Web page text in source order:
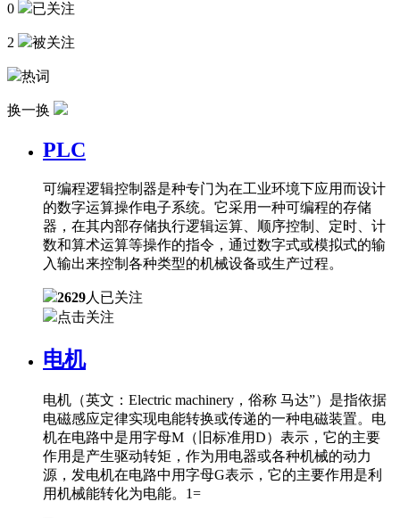
0 已关注
2 被关注
热词
换一换
PLC
可编程逻辑控制器是种专门为在工业环境下应用而设计
的数字运算操作电子系统。它采用一种可编程的存储
器，在其内部存储执行逻辑运算、顺序控制、定时、计
数和算术运算等操作的指令，通过数字式或模拟式的输
入输出来控制各种类型的机械设备或生产过程。
2629人已关注
点击关注
电机
电机（英文：Electric machinery，俗称 马达”）是指依据
电磁感应定律实现电能转换或传递的一种电磁装置。电
机在电路中是用字母M（旧标准用D）表示，它的主要
作用是产生驱动转矩，作为用电器或各种机械的动力
源，发电机在电路中用字母G表示，它的主要作用是利
用机械能转化为电能。1=